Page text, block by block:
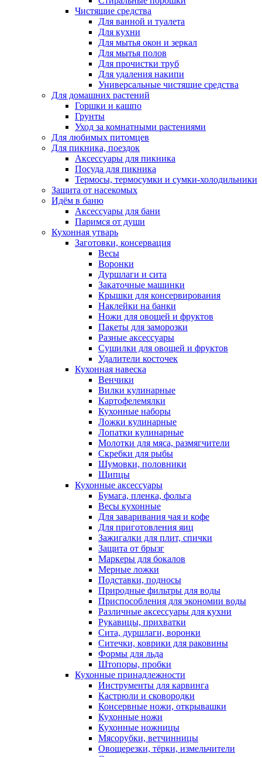
Чистящие средства
Для ванной и туалета
Для кухни
Для мытья окон и зеркал
Для мытья полов
Для прочистки труб
Для удаления накипи
Универсальные чистящие средства
Для домашних растений
Горшки и кашпо
Грунты
Уход за комнатными растениями
Для любимых питомцев
Для пикника, поездок
Аксессуары для пикника
Посуда для пикника
Термосы, термосумки и сумки-холодильники
Защита от насекомых
Идём в баню
Аксессуары для бани
Паримся от души
Кухонная утварь
Заготовки, консервация
Весы
Воронки
Дуршлаги и сита
Закаточные машинки
Крышки для консервирования
Наклейки на банки
Ножи для овощей и фруктов
Пакеты для заморозки
Разные аксессуары
Сушилки для овощей и фруктов
Удалители косточек
Кухонная навеска
Венчики
Вилки кулинарные
Картофелемялки
Кухонные наборы
Ложки кулинарные
Лопатки кулинарные
Молотки для мяса, размягчители
Скребки для рыбы
Шумовки, половники
Щипцы
Кухонные аксессуары
Бумага, пленка, фольга
Весы кухонные
Для заваривания чая и кофе
Для приготовления яиц
Зажигалки для плит, спички
Защита от брызг
Маркеры для бокалов
Мерные ложки
Подставки, подносы
Природные фильтры для воды
Приспособления для экономии воды
Различные аксессуары для кухни
Рукавицы, прихватки
Сита, дуршлаги, воронки
Ситечки, коврики для раковины
Формы для льда
Штопоры, пробки
Кухонные принадлежности
Инструменты для карвинга
Кастрюли и сковородки
Консервные ножи, открывашки
Кухонные ножи
Кухонные ножницы
Мясорубки, ветчинницы
Овощерезки, тёрки, измельчители